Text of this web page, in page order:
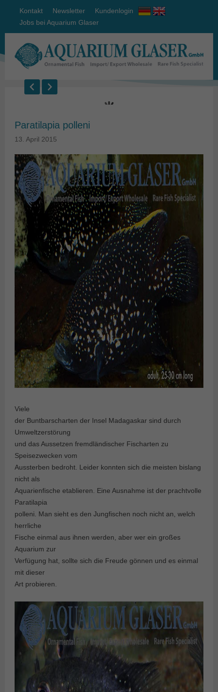
Kontakt Newsletter
Kundenlogin
Jobs bei Aquarium Glaser
Paratilapia polleni
13. April 2015
Viele
der Buntbarscharten der Insel Madagaskar sind durch
Umweltzerstörung
und das Aussetzen fremdländischer Fischarten zu
Speisezwecken vom
Aussterben bedroht. Leider konnten sich die meisten bislang
nicht als
Aquarienfische etablieren. Eine Ausnahme ist der prachtvolle
Paratilapia
polleni. Man sieht es den Jungfischen noch nicht an, welch
herrliche
Fische einmal aus ihnen werden, aber wer ein großes
Aquarium zur
Verfügung hat, sollte sich die Freude gönnen und es einmal
mit dieser
Art probieren.